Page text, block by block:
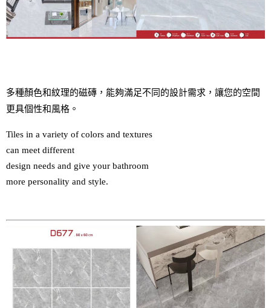
多種顏色和紋理的磁磚，能夠滿足不同的設計需求，讓您的空間
更具個性和風格。
Tiles in a variety of colors and textures
can meet different
design needs and give your bathroom
more personality and style.